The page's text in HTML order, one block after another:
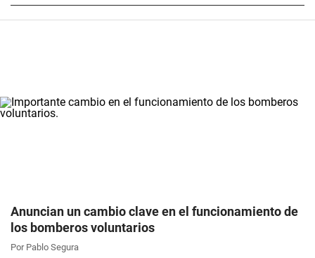
Anuncian un cambio clave en el funcionamiento de
los bomberos voluntarios
Por Pablo Segura